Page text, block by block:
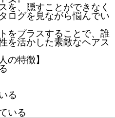
を、隠すことができなく
ログを見ながら悩んでい
をプラスすることで、誰
を活かした素敵なヘアス
の特徴】
る
いる